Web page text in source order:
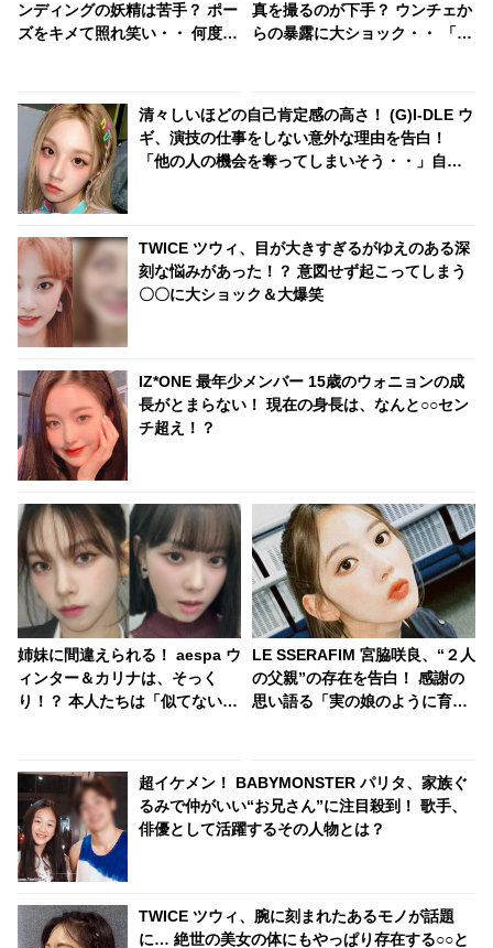
ンディングの妖精は苦手？ ポー
ズをキメて照れ笑い・・ 何度や
真を撮るのが下手？ ウンチェか
らの暴露に大ショック・・ 「あ
清々しいほどの自己肯定感の高さ！ (G)I-DLE ウ
ギ、演技の仕事をしない意外な理由を告白！
「他の人の機会を奪ってしまいそう・・」自身
TWICE ツウィ、目が大きすぎるがゆえのある深
刻な悩みがあった！？ 意図せず起こってしまう
〇〇に大ショック＆大爆笑
IZ*ONE 最年少メンバー 15歳のウォニョンの成
長がとまらない！ 現在の身長は、なんと○○セン
チ超え！？
姉妹に間違えられる！ aespa ウ
ィンター＆カリナは、そっく
り！？ 本人たちは「似てない」
LE SSERAFIM 宮脇咲良、“２人
の父親”の存在を告白！ 感謝の
思い語る「実の娘のように育て
にも臆せず堂々とした姿を見せ
る彼女に称賛の声
超イケメン！ BABYMONSTER パリタ、家族ぐ
るみで仲がいい“お兄さん”に注目殺到！ 歌手、
俳優として活躍するその人物とは？
TWICE ツウィ、腕に刻まれたあるモノが話題
に… 絶世の美女の体にもやっぱり存在する○○と